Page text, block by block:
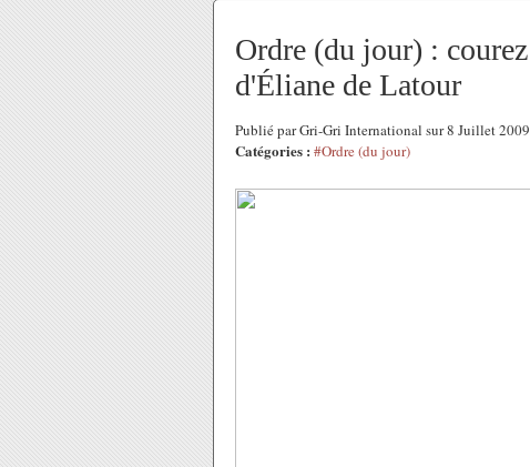
Ordre (du jour) :
d'Éliane de Latour
Publié par Gri-Gri International sur 8 Juillet
Catégories : #Ordre (du jour)